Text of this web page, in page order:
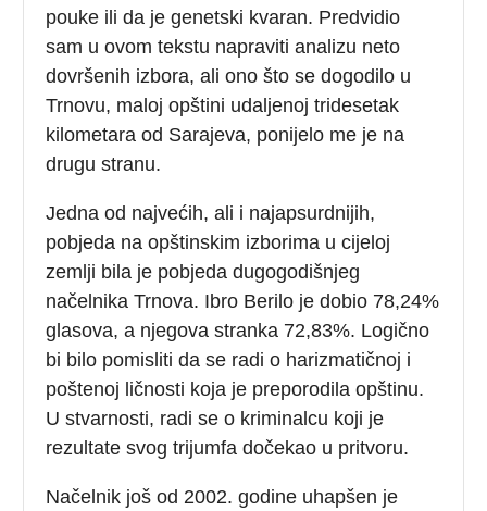
pouke ili da je genetski kvaran. Predvidio
sam u ovom tekstu napraviti analizu neto
dovršenih izbora, ali ono što se dogodilo u
Trnovu, maloj opštini udaljenoj tridesetak
kilometara od Sarajeva, ponijelo me je na
drugu stranu.
Jedna od najvećih, ali i najapsurdnijih,
pobjeda na opštinskim izborima u cijeloj
zemlji bila je pobjeda dugogodišnjeg
načelnika Trnova. Ibro Berilo je dobio 78,24%
glasova, a njegova stranka 72,83%. Logično
bi bilo pomisliti da se radi o harizmatičnoj i
poštenoj ličnosti koja je preporodila opštinu.
U stvarnosti, radi se o kriminalcu koji je
rezultate svog trijumfa dočekao u pritvoru.
Načelnik još od 2002. godine uhapšen je